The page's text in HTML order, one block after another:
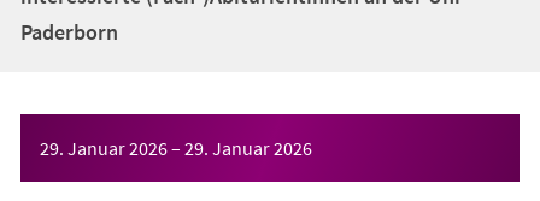
Paderborn
29. Januar 2026– 29. Januar 2026